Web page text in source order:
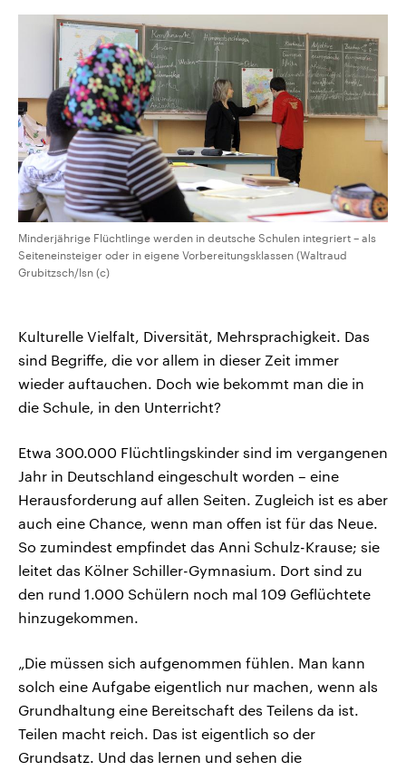
Minderjährige Flüchtlinge werden in deutsche Schulen integriert – als
Seiteneinsteiger oder in eigene Vorbereitungsklassen (Waltraud
Grubitzsch/lsn (c)
Kulturelle Vielfalt, Diversität, Mehrsprachigkeit. Das
sind Begriffe, die vor allem in dieser Zeit immer
wieder auftauchen. Doch wie bekommt man die in
die Schule, in den Unterricht?
Etwa 300.000 Flüchtlingskinder sind im vergangenen
Jahr in Deutschland eingeschult worden – eine
Herausforderung auf allen Seiten. Zugleich ist es aber
auch eine Chance, wenn man offen ist für das Neue.
So zumindest empfindet das Anni Schulz-Krause; sie
leitet das Kölner Schiller-Gymnasium. Dort sind zu
den rund 1.000 Schülern noch mal 109 Geflüchtete
hinzugekommen.
„Die müssen sich aufgenommen fühlen. Man kann
solch eine Aufgabe eigentlich nur machen, wenn als
Grundhaltung eine Bereitschaft des Teilens da ist.
Teilen macht reich. Das ist eigentlich so der
Grundsatz. Und das lernen und sehen die